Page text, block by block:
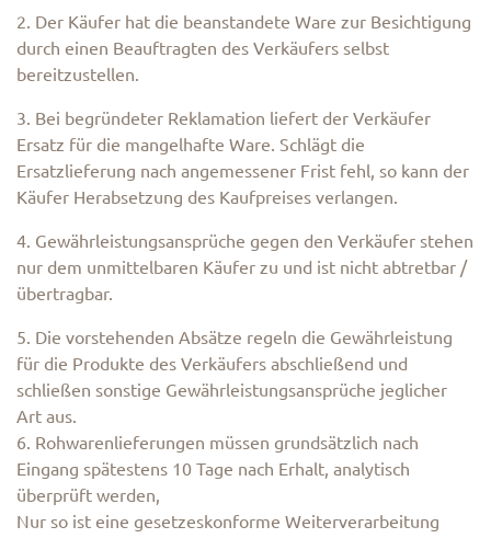
2. Der Käufer hat die beanstandete Ware zur Besichtigung
durch einen Beauftragten des Verkäufers selbst
bereitzustellen.
3. Bei begründeter Reklamation liefert der Verkäufer
Ersatz für die mangelhafte Ware. Schlägt die
Ersatzlieferung nach angemessener Frist fehl, so kann der
Käufer Herabsetzung des Kaufpreises verlangen.
4. Gewährleistungsansprüche gegen den Verkäufer stehen
nur dem unmittelbaren Käufer zu und ist nicht abtretbar /
übertragbar.
5. Die vorstehenden Absätze regeln die Gewährleistung
für die Produkte des Verkäufers abschließend und
schließen sonstige Gewährleistungsansprüche jeglicher
Art aus.
6. Rohwarenlieferungen müssen grundsätzlich nach
Eingang spätestens 10 Tage nach Erhalt, analytisch
überprüft werden,
Nur so ist eine gesetzeskonforme Weiterverarbeitung